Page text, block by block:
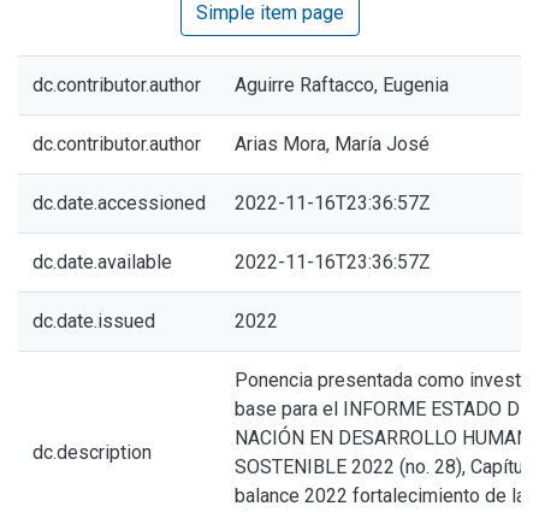
Simple item page
dc.contributor.author Aguirre Raftacco, Eugenia
dc.contributor.author Arias Mora, María José
dc.date.accessioned 2022-11-16T23:36:57Z
dc.date.available 2022-11-16T23:36:57Z
dc.date.issued 2022
dc.description
Ponencia presentada como
base para el INFORME ESTADO DE
NACIÓN EN DESARROLLO
SOSTENIBLE 2022 (no. 28),
balance 2022 fortalecimiento de la